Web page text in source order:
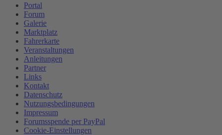
Portal
Forum
Galerie
Marktplatz
Fahrerkarte
Veranstaltungen
Anleitungen
Partner
Links
Kontakt
Datenschutz
Nutzungsbedingungen
Impressum
Forumsspende per PayPal
Cookie-Einstellungen